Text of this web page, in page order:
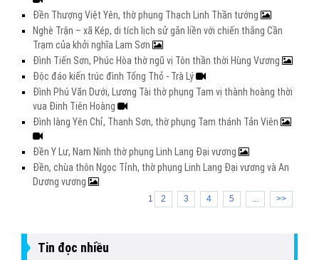
Đền Thượng Việt Yên, thờ phụng Thạch Linh Thần tướng
Nghè Trận – xã Kép, di tích lịch sử gắn liền với chiến thắng Cần
Trạm của khởi nghĩa Lam Sơn
Đình Tiến Sơn, Phúc Hòa thờ ngũ vị Tôn thần thời Hùng Vương
Độc đáo kiến trúc đình Tống Thỏ - Trà Lý
Đình Phú Văn Dưới, Lương Tài thờ phụng Tam vị thành hoàng thời
vua Đinh Tiên Hoàng
Đình làng Yên Chỉ, Thanh Sơn, thờ phụng Tam thánh Tản Viên
Đền Y Lư, Nam Ninh thờ phụng Linh Lang Đại vương
Đền, chùa thôn Ngọc Tỉnh, thờ phụng Linh Lang Đại vương và An
Dương vương
1 2 3 4 5 ... >>
Tin đọc nhiều